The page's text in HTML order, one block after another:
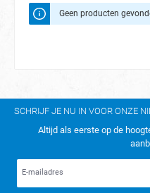
Geen producten
SCHRIJF JE NU IN VOOR ONZE
Altijd als eerste op de